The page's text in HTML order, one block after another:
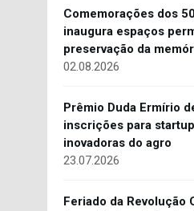
Comemorações dos
inaugura espaços
preservação da
02.08.2026
Prêmio Duda Ermírio
inscrições para
inovadoras do agro
23.07.2026
Feriado da Revolução